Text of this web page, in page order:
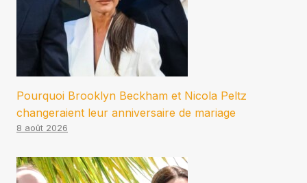
Pourquoi Brooklyn Beckham et Nicola Peltz
changeraient leur anniversaire de mariage
8 août 2026